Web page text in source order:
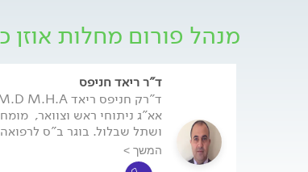
מנהל פורום מחלות אוזן
ד"ר ריאד חניפס
אא"ג ניתוחי ראש וצוואר,
ושתל שבלול. בוגר ב"ס
המשך >